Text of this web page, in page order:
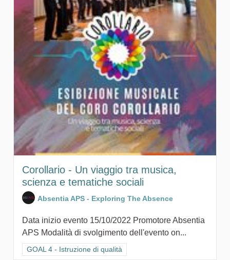
Corollario - Un viaggio tra musica,
scienza e tematiche sociali
Absentia APS - Exploring The Absence
Data inizio evento 15/10/2022 Promotore Absentia
APS Modalità di svolgimento dell'evento on...
Filtra i risultati per categoria: GOAL 4 - Istruzione di qualità
GOAL 4 - Istruzione di qualità